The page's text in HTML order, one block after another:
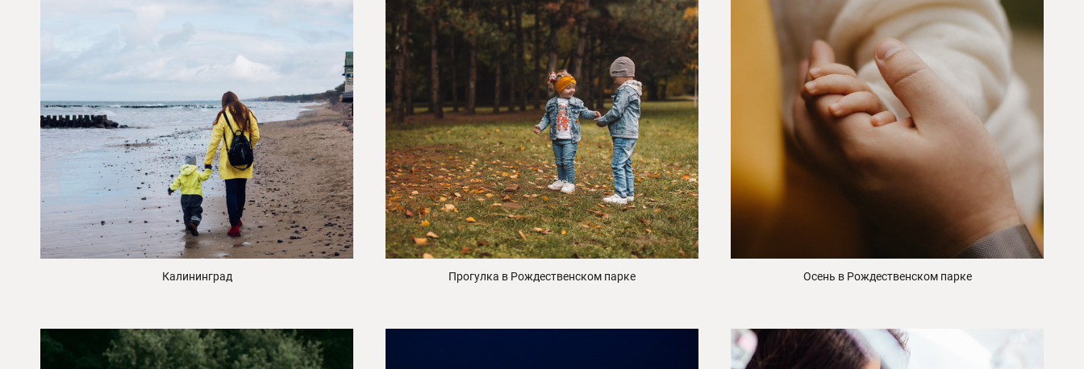
Калининград Прогулка в Рождественском парке Осень в Рождественском парке